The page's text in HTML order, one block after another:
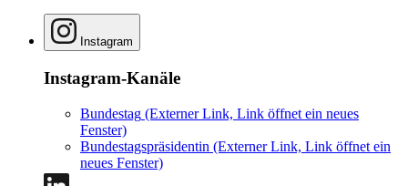
Instagram
Instagram-Kanäle
Bundestag (Externer Link, Link öffnet ein neues
Fenster)
Bundestagspräsidentin (Externer Link, Link öffnet ein
neues Fenster)